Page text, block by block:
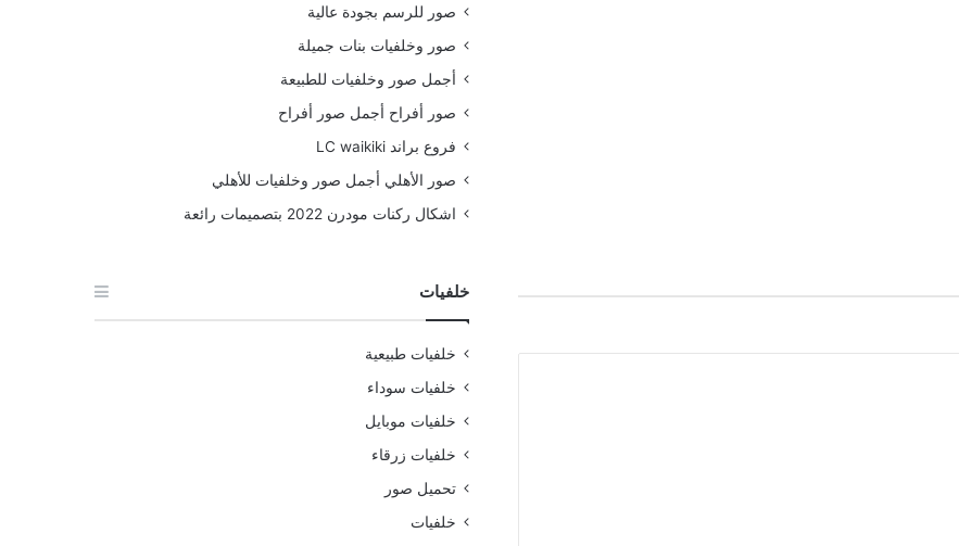
صور للرسم بجودة عالية
صور وخلفيات بنات جميلة
أجمل صور وخلفيات للطبيعة
صور أفراح أجمل صور أفراح
فروع براند LC waikiki
صور الأهلي أجمل صور وخلفيات للأهلي
اشكال ركنات مودرن 2022 بتصميمات رائعة
خلفيات
خلفيات طبيعية
خلفيات سوداء
خلفيات موبايل
خلفيات زرقاء
تحميل صور
خلفيات